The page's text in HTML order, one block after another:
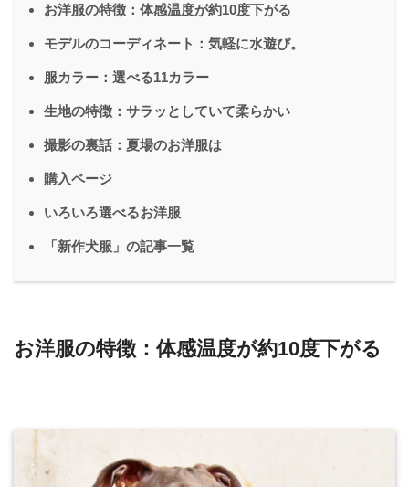
お洋服の特徴：体感温度が約10度下がる
モデルのコーディネート：気軽に水遊び。
服カラー：選べる11カラー
生地の特徴：サラッとしていて柔らかい
撮影の裏話：夏場のお洋服は
購入ページ
いろいろ選べるお洋服
「新作犬服」の記事一覧
お洋服の特徴：体感温度が約10度下がる